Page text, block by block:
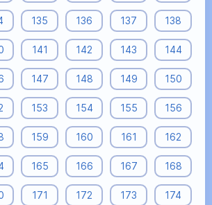
135 136 137 138
141 142 143 144
147 148 149 150
153 154 155 156
159 160 161 162
165 166 167 168
171 172 173 174